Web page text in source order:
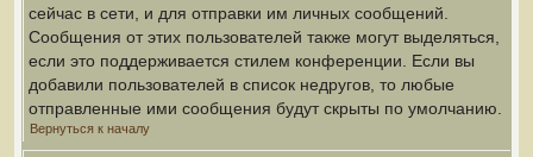
сейчас в сети, и для отправки им личных сообщений.
Сообщения от этих пользователей также могут выделяться,
если это поддерживается стилем конференции. Если вы
добавили пользователей в список недругов, то любые
отправленные ими сообщения будут скрыты по умолчанию.
Вернуться к началу